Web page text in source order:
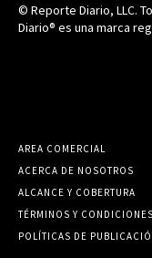
© Reporte Diario, LLC.
Diario® es una marca
AREA COMERCIAL
ACERCA DE NOSOTROS
ALCANCE Y COBERTURA
TÉRMINOS Y CONDICIONES
POLÍTICAS DE